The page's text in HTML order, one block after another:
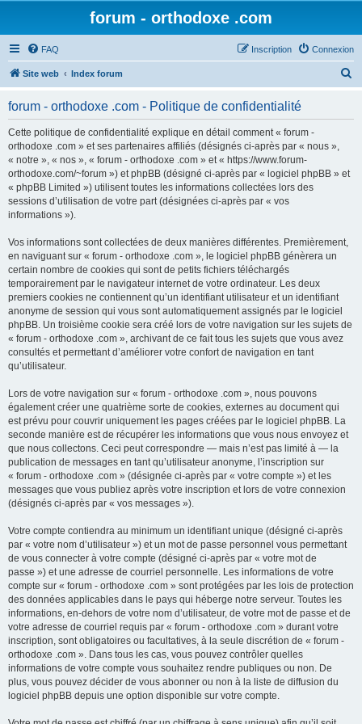
forum - orthodoxe .com
FAQ Connexion
Inscription
Site web Index forum
forum - orthodoxe .com - Politique de confidentialité
Cette politique de confidentialité explique en détail comment « forum -
orthodoxe .com » et ses partenaires affiliés (désignés ci-après par « nous »,
« notre », « nos », « forum - orthodoxe .com » et « https://www.forum-
orthodoxe.com/~forum ») et phpBB (désigné ci-après par « logiciel phpBB » et
« phpBB Limited ») utilisent toutes les informations collectées lors des
sessions d’utilisation de votre part (désignées ci-après par « vos
informations »).
Vos informations sont collectées de deux manières différentes. Premièrement,
en naviguant sur « forum - orthodoxe .com », le logiciel phpBB génèrera un
certain nombre de cookies qui sont de petits fichiers téléchargés
temporairement par le navigateur internet de votre ordinateur. Les deux
premiers cookies ne contiennent qu’un identifiant utilisateur et un identifiant
anonyme de session qui vous sont automatiquement assignés par le logiciel
phpBB. Un troisième cookie sera créé lors de votre navigation sur les sujets de
« forum - orthodoxe .com », archivant de ce fait tous les sujets que vous avez
consultés et permettant d’améliorer votre confort de navigation en tant
qu’utilisateur.
Lors de votre navigation sur « forum - orthodoxe .com », nous pouvons
également créer une quatrième sorte de cookies, externes au document qui
est prévu pour couvrir uniquement les pages créées par le logiciel phpBB. La
seconde manière est de récupérer les informations que vous nous envoyez et
que nous collectons. Ceci peut correspondre — mais n’est pas limité à — la
publication de messages en tant qu’utilisateur anonyme, l’inscription sur
« forum - orthodoxe .com » (désignée ci-après par « votre compte ») et les
messages que vous publiez après votre inscription et lors de votre connexion
(désignés ci-après par « vos messages »).
Votre compte contiendra au minimum un identifiant unique (désigné ci-après
par « votre nom d’utilisateur ») et un mot de passe personnel vous permettant
de vous connecter à votre compte (désigné ci-après par « votre mot de
passe ») et une adresse de courriel personnelle. Les informations de votre
compte sur « forum - orthodoxe .com » sont protégées par les lois de protection
des données applicables dans le pays qui héberge notre serveur. Toutes les
informations, en-dehors de votre nom d’utilisateur, de votre mot de passe et de
votre adresse de courriel requis par « forum - orthodoxe .com » durant votre
inscription, sont obligatoires ou facultatives, à la seule discrétion de « forum -
orthodoxe .com ». Dans tous les cas, vous pouvez contrôler quelles
informations de votre compte vous souhaitez rendre publiques ou non. De
plus, vous pouvez décider de vous abonner ou non à la liste de diffusion du
logiciel phpBB depuis une option disponible sur votre compte.